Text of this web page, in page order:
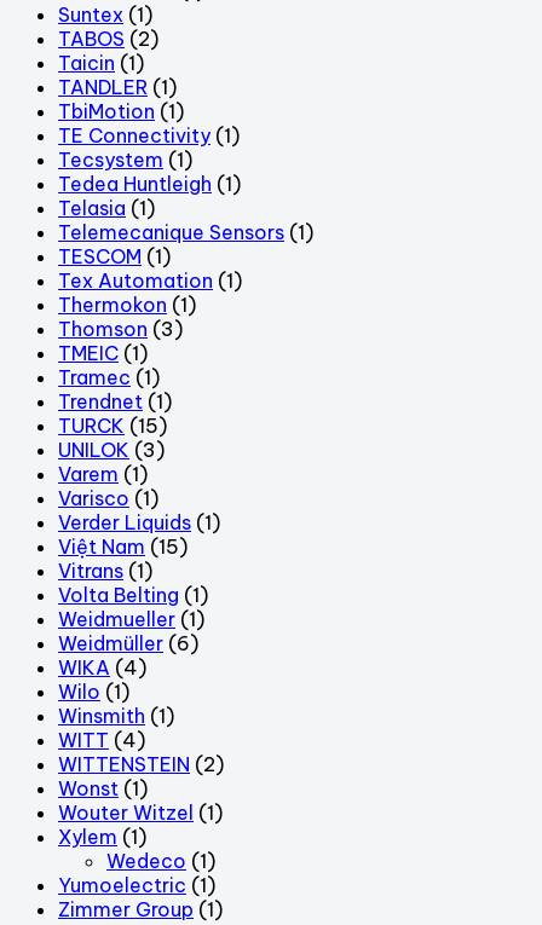
Suntex (1)
TABOS (2)
Taicin (1)
TANDLER (1)
TbiMotion (1)
TE Connectivity (1)
Tecsystem (1)
Tedea Huntleigh (1)
Telasia (1)
Telemecanique Sensors (1)
TESCOM (1)
Tex Automation (1)
Thermokon (1)
Thomson (3)
TMEIC (1)
Tramec (1)
Trendnet (1)
TURCK (15)
UNILOK (3)
Varem (1)
Varisco (1)
Verder Liquids (1)
Việt Nam (15)
Vitrans (1)
Volta Belting (1)
Weidmueller (1)
Weidmüller (6)
WIKA (4)
Wilo (1)
Winsmith (1)
WITT (4)
WITTENSTEIN (2)
Wonst (1)
Wouter Witzel (1)
Xylem (1)
Wedeco (1)
Yumoelectric (1)
Zimmer Group (1)